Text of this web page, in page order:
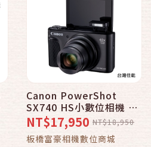
Canon PowerShot
SX740 HS小數位相機 40
倍光學變焦＋原廠電池＋
128G高速記憶卡＋副廠
相機包
NT$17,950 NT$18,950
板橋富豪相機數位商城